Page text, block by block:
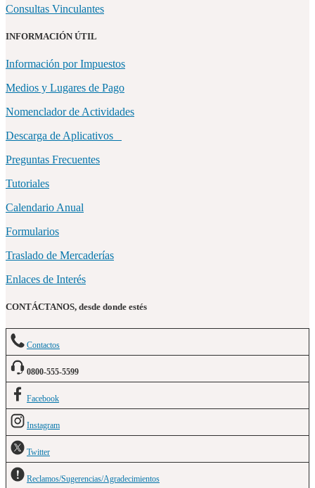
Consultas Vinculantes
INFORMACIÓN ÚTIL
Información por Impuestos
Medios y Lugares de Pago
Nomenclador de Actividades
Descarga de Aplicativos
Preguntas Frecuentes
Tutoriales
Calendario Anual
Formularios
Traslado de Mercaderías
Enlaces de Interés
CONTÁCTANOS, desde donde estés
Contactos
0800-555-5599
Facebook
Instagram
Twitter
Reclamos/Sugerencias/Agradecimientos